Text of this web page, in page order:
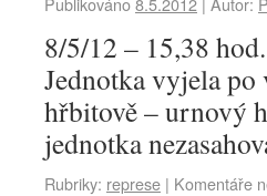
8/5/12 – 15,38
Jednotka vyjela
hřbitově – urnový
jednotka
Rubriky: represe | Komentáře